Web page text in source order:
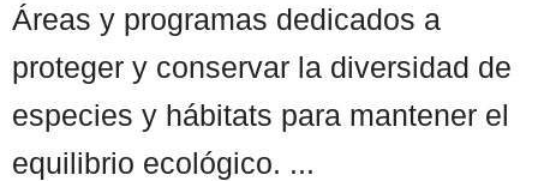
Áreas y programas dedicados a
proteger y conservar la diversidad de
especies y hábitats para mantener el
equilibrio ecológico. ...